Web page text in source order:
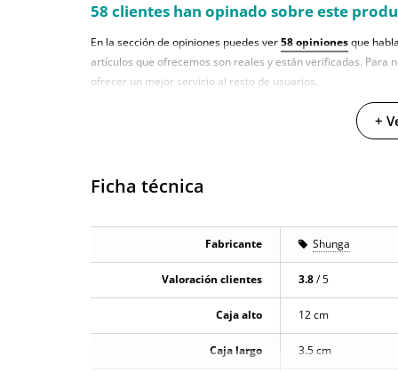
58 clientes han opinado sobre este
En la sección de opiniones puedes ver58 opinionesque
artículos que ofrecemos son reales y están verificadas. Para
ofrecer un mejor servicio al resto de usuarios.
+
Ficha técnica
Fabricante Shunga
Valoración clientes 3.8/ 5
Caja alto 12 cm
Caja largo 3.5 cm